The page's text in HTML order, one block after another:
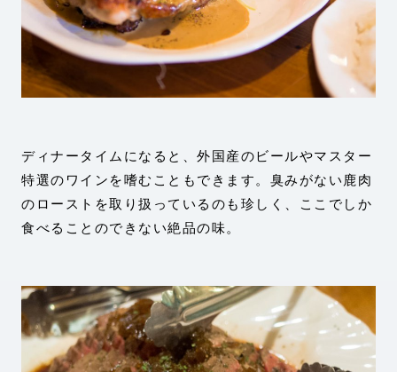
ディナータイムになると、外国産のビールやマスター
特選のワインを嗜むこともできます。臭みがない鹿肉
のローストを取り扱っているのも珍しく、ここでしか
食べることのできない絶品の味。